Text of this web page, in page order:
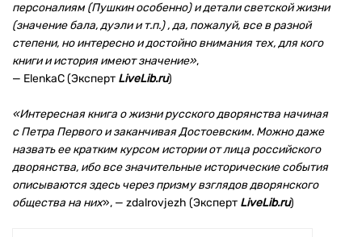
персоналиям (Пушкин особенно) и детали светской жизни
(значение бала, дуэли и т.п.) , да, пожалуй, все в разной
степени, но интересно и достойно внимания тех, для кого
книги и история имеют значение»,
— ElenkaC (Эксперт LiveLib.ru)
«Интересная книга о жизни русского дворянства начиная
с Петра Первого и заканчивая Достоевским. Можно даже
назвать ее кратким курсом истории от лица российского
дворянства, ибо все значительные исторические события
описываются здесь через призму взглядов дворянского
общества на них», — zdalrovjezh (Эксперт LiveLib.ru)